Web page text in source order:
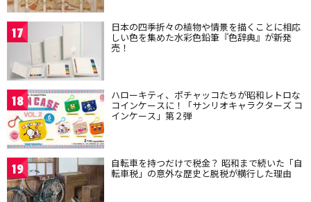
17 日本の四季折々の植物や情景を描くことに相応
しい色を集めた水彩色鉛筆『色辞典』が新発
売！
18 ハローキティ、ポチャッコたちが昭和レトロな
コインケースに！「サンリオキャラクターズ コ
インケース」第２弾
19 自転車を持つだけで税金？ 昭和まで続いた「自
転車税」の意外な歴史と脱税が横行した理由